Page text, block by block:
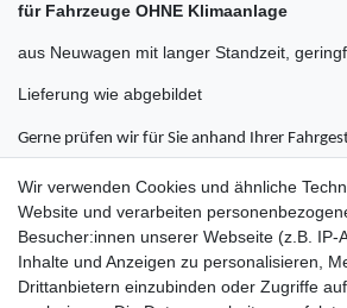
für Fahrzeuge OHNE Klimaanlage
aus Neuwagen mit langer Standzeit,
Lieferung wie abgebildet
Gerne prüfen wir für Sie anhand Ihrer
ob der Artikel bei Ihrem Fahrzeug passt
z.B. für:
Fiat 500 Bj. 2007 - 2013
Fiat 500C Bj. 2009 - 2013
Wir verwenden Cookies und ähnliche
Website und verarbeiten
Besucher:innen unserer Webseite (z.B. IP-
Inhalte und Anzeigen zu personalisieren,
Drittanbietern einzubinden oder Zugriffe